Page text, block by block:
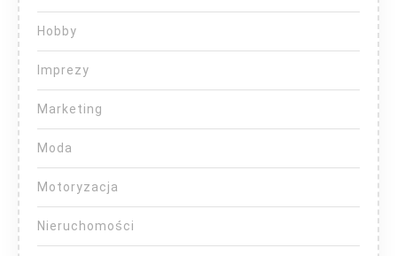
Hobby
Imprezy
Marketing
Moda
Motoryzacja
Nieruchomości